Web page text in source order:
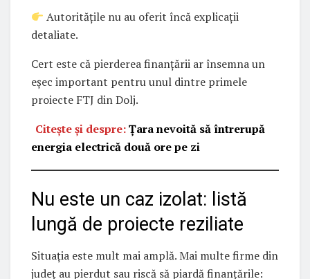
Autoritățile nu au oferit încă explicații
detaliate.
Cert este că pierderea finanțării ar însemna un
eșec important pentru unul dintre primele
proiecte FTJ din Dolj.
Citește și despre:Țara nevoită să întrerupă
energia electrică două ore pe zi
Nu este un caz izolat: listă
lungă de proiecte reziliate
Situația este mult mai amplă. Mai multe firme din
județ au pierdut sau riscă să piardă finanțările: